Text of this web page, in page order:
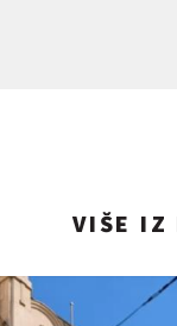
VIŠE IZ